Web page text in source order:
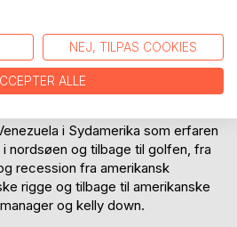
olieselskab - fra et hus i Miri til
end ti år i det sydlige Spanien
rigge, der opererede i den
i Sydamerika som erfaren
nordsøen og tilbage til golfen, fra
recession fra amerikansk
rigge og tilbage til amerikanske
og kelly down.
NEJ, TILPAS COOKIES
ALLE